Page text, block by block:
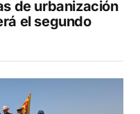
de urbanización
el segundo